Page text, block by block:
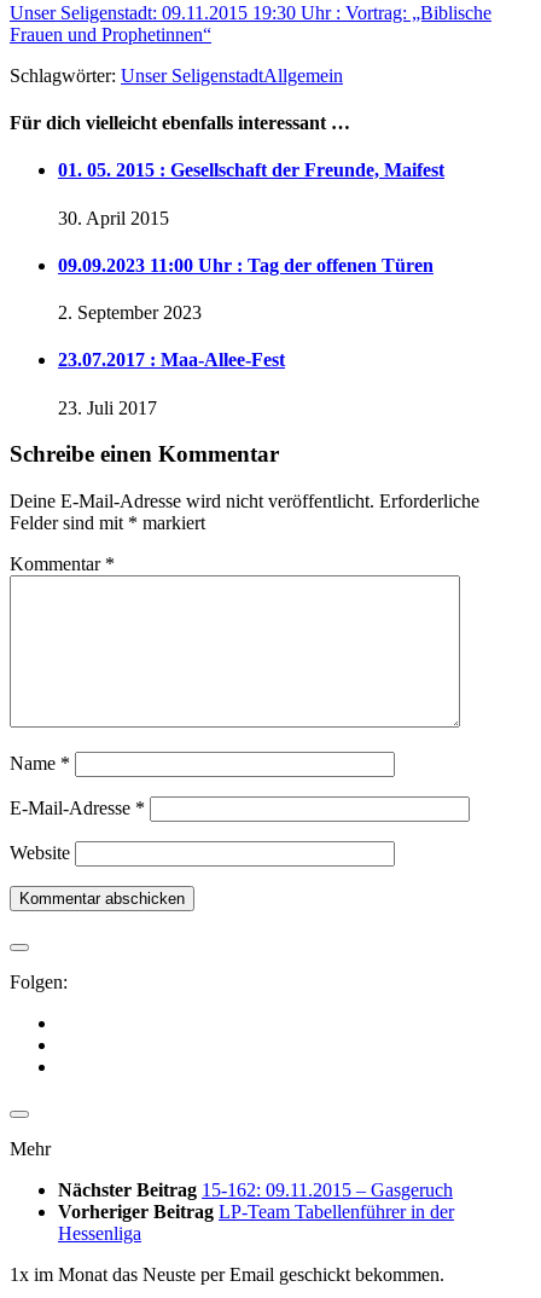
Unser Seligenstadt: 09.11.2015 19:30 Uhr : Vortrag: „Biblische
Frauen und Prophetinnen“
Schlagwörter: Unser SeligenstadtAllgemein
Für dich vielleicht ebenfalls interessant …
01. 05. 2015 : Gesellschaft der Freunde, Maifest
30. April 2015
09.09.2023 11:00 Uhr : Tag der offenen Türen
2. September 2023
23.07.2017 : Maa-Allee-Fest
23. Juli 2017
Schreibe einen Kommentar
Deine E-Mail-Adresse wird nicht veröffentlicht. Erforderliche
Felder sind mit * markiert
Kommentar *
Name *
E-Mail-Adresse *
Website
Folgen:
Mehr
Nächster Beitrag 15-162: 09.11.2015 – Gasgeruch
Vorheriger Beitrag LP-Team Tabellenführer in der
Hessenliga
1x im Monat das Neuste per Email geschickt bekommen.